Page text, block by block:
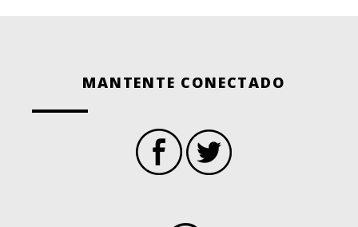
MANTENTE CONECTADO